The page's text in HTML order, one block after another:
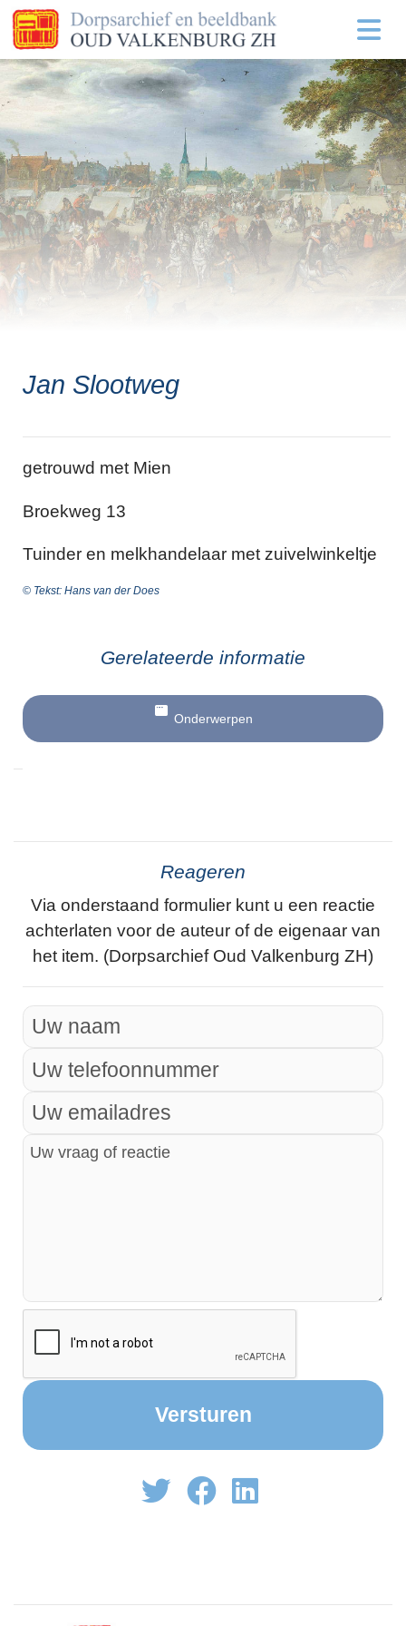
Jan Slootweg
getrouwd met Mien
Broekweg 13
Tuinder en melkhandelaar met zuivelwinkeltje
© Tekst: Hans van der Does
Gerelateerde informatie
Onderwerpen
Reageren
Via onderstaand formulier kunt u een reactie
achterlaten voor de auteur of de eigenaar van
het item. (Dorpsarchief Oud Valkenburg ZH)